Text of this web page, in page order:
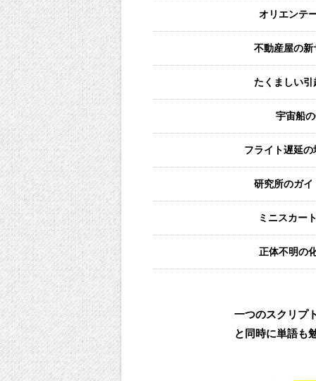
オリエンテ
不動産屋の新
たくましい引
宇宙船
フライト遅延
研究所のガイ
ミニスカー
正体不明の
一つのスクリプ
と同時に単語も